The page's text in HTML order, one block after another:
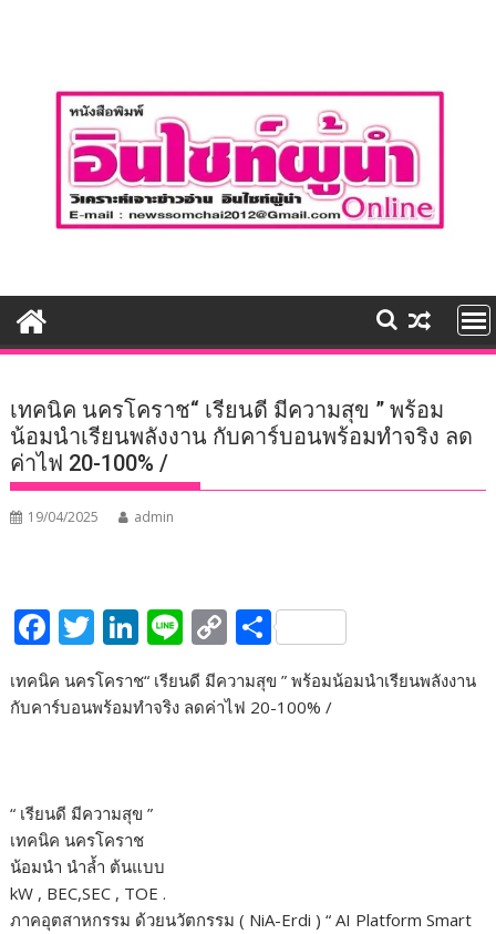
เทคนิค นครโคราช“ เรียนดี มีความสุข ” พร้อม
น้อมนำเรียนพลังงาน กับคาร์บอนพร้อมทำจริง ลด
ค่าไฟ 20-100% /
19/04/2025 admin
F
e
o
k
T
w
itt
Li
n
k
n
Li
n
e
C
p
S
ar
เทคนิค นครโคราช“ เรียนดี มีความสุข ” พร้อมน้อมนำเรียนพลังงาน
กับคาร์บอนพร้อมทำจริง ลดค่าไฟ 20-100% /
“ เรียนดี มีความสุข ”
เทคนิค นครโคราช
น้อมนำ นำล้ำ ต้นแบบ
kW , BEC,SEC , TOE .
ภาคอุตสาหกรรม ด้วยนวัตกรรม ( NiA-Erdi ) “ AI Platform Smart